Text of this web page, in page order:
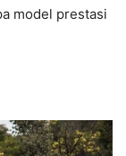
model prestasi